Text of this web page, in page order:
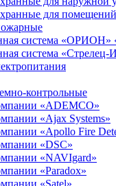
для помещений
система «ОРИОН»
система «Стрелец-
контрольные
«ADEMCO»
«Ajax Systems»
«Apollo Fire
«DSC»
«NAVIgard»
«Paradox»
«Satel»